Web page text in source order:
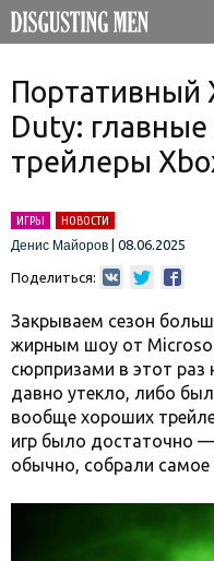
Портативный
Duty:
трейлеры
ИГРЫ
НОВОСТИ
Денис Майоров
08.06.2025
Поделиться:
Закрываем сезон
жирным шоу от
сюрпризами в этот
давно утекло, либо
вообще хороших
игр было достаточно
обычно, собрали самое